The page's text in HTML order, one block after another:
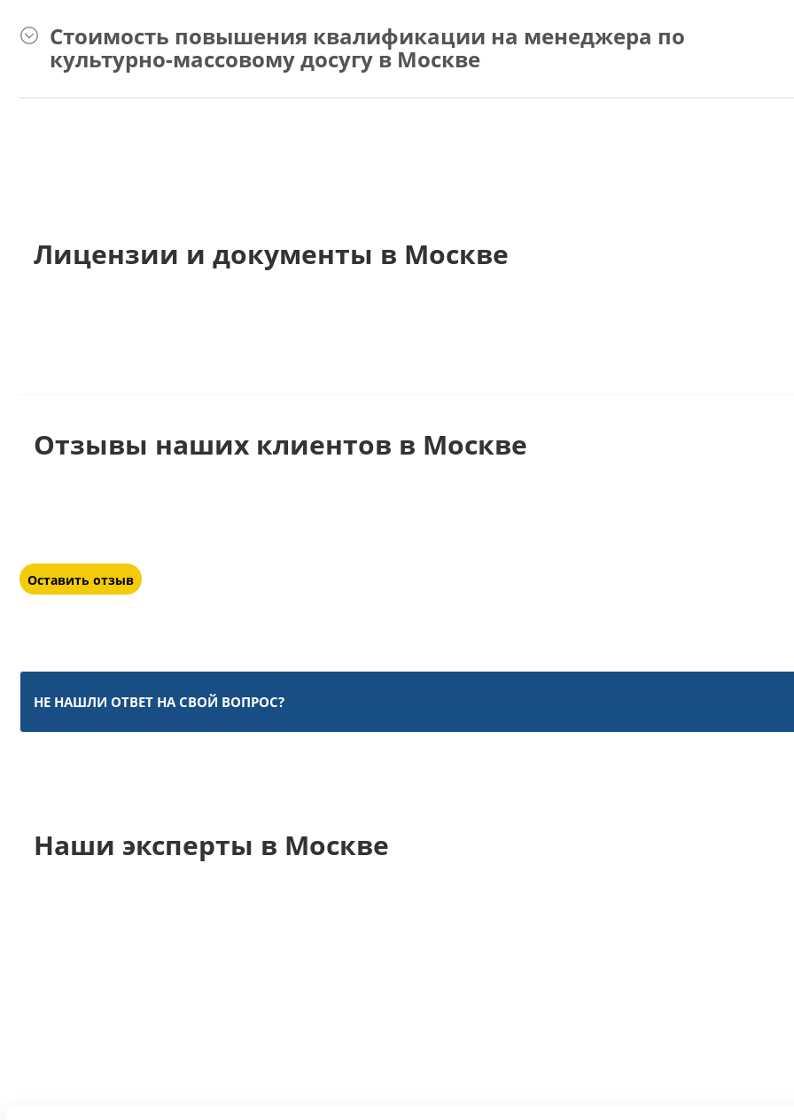
Стоимость повышения квалификации на менеджера по
культурно-массовому досугу в Москве
Лицензии и документы в Москве
Отзывы наших клиентов в Москве
Оставить отзыв
НЕ НАШЛИ ОТВЕТ НА СВОЙ ВОПРОС?
Наши эксперты в Москве